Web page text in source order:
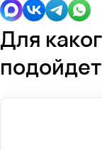
Для